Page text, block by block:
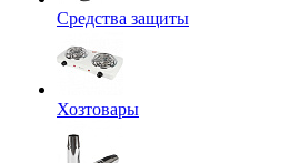
Средства защиты
Хозтовары